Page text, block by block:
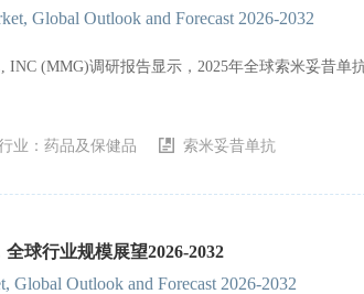
Global Outlook and Forecast 2026-2032
(MMG)调研报告显示，2025年全球索米妥昔单
业：药品及保健品 索米妥昔单抗
球行业规模展望2026-2032
Global Outlook and Forecast 2026-2032